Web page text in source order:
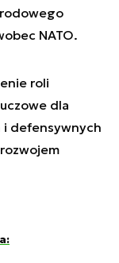
NATO.
roli
dla
i defensywnych